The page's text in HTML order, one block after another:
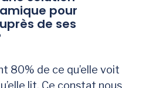
pour
de ses
80% de ce qu’elle voit